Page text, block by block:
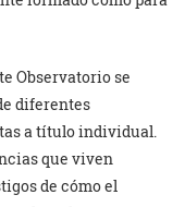
Observatorio se
diferentes
a título individual.
que viven
de cómo el